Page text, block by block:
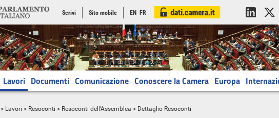
Scrivi Sito mobile EN FR
Lavori Documenti Comunicazione Conoscere la Camera Europa
> Lavori > Resoconti > Resoconti dell'Assemblea > Dettaglio Resoconti